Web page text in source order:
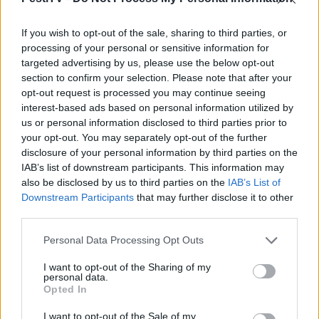
If you wish to opt-out of the sale, sharing to third parties, or
processing of your personal or sensitive information for
targeted advertising by us, please use the below opt-out
section to confirm your selection. Please note that after your
opt-out request is processed you may continue seeing
interest-based ads based on personal information utilized by
us or personal information disclosed to third parties prior to
your opt-out. You may separately opt-out of the further
disclosure of your personal information by third parties on the
IAB’s list of downstream participants. This information may
also be disclosed by us to third parties on the IAB’s List of
Downstream Participants that may further disclose it to other
Please note that this website/app uses one or more Google
not limited to your visit or usage behaviour. You may click to
grant or deny consent to Google and its third-party tags to
use your data for below specified purposes in below Google
consent section.
Personal Data Processing Opt Outs
I want to opt-out of the Sharing of my
personal data.
Opted In
I want to opt-out of the Sale of my
Trió
2022.05.31.
FŐCÍM